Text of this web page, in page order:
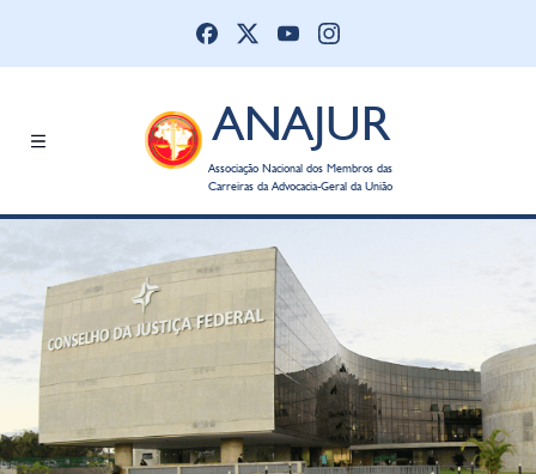
ANAJUR
Associação Nacional dos Membros das
Carreiras da Advocacia-Geral da União